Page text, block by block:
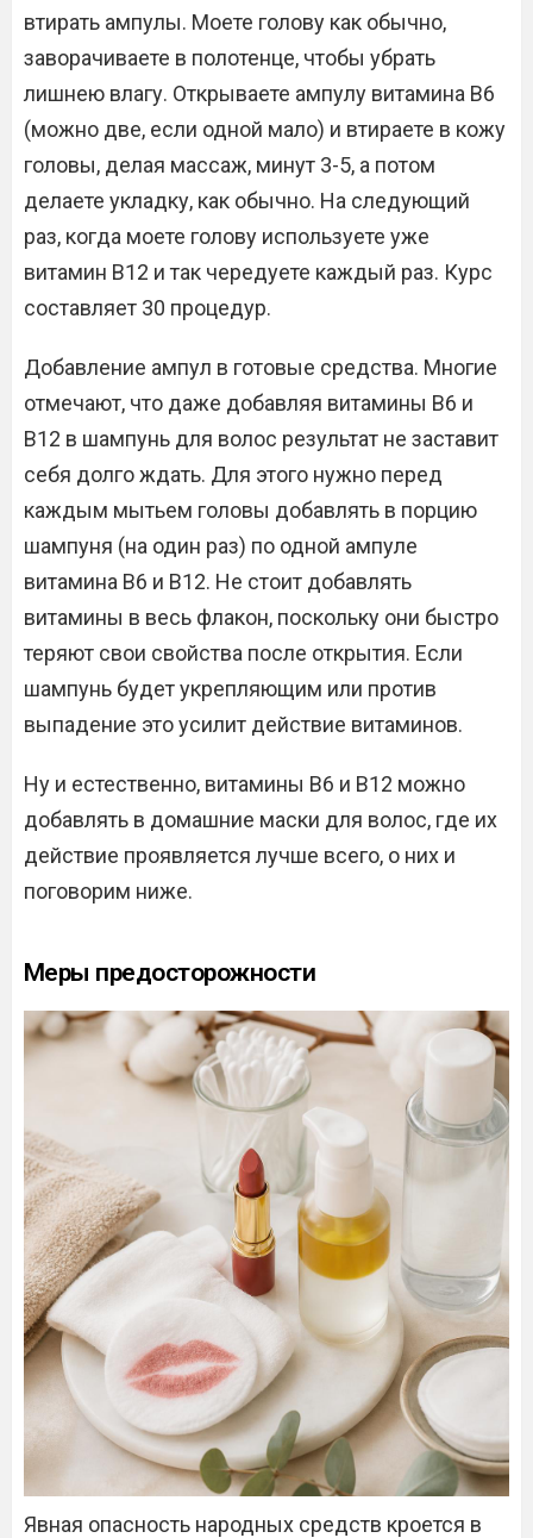
втирать ампулы. Моете голову как обычно,
заворачиваете в полотенце, чтобы убрать
лишнею влагу. Открываете ампулу витамина В6
(можно две, если одной мало) и втираете в кожу
головы, делая массаж, минут 3-5, а потом
делаете укладку, как обычно. На следующий
раз, когда моете голову используете уже
витамин В12 и так чередуете каждый раз. Курс
составляет 30 процедур.
Добавление ампул в готовые средства. Многие
отмечают, что даже добавляя витамины В6 и
В12 в шампунь для волос результат не заставит
себя долго ждать. Для этого нужно перед
каждым мытьем головы добавлять в порцию
шампуня (на один раз) по одной ампуле
витамина В6 и В12. Не стоит добавлять
витамины в весь флакон, поскольку они быстро
теряют свои свойства после открытия. Если
шампунь будет укрепляющим или против
выпадение это усилит действие витаминов.
Ну и естественно, витамины В6 и В12 можно
добавлять в домашние маски для волос, где их
действие проявляется лучше всего, о них и
поговорим ниже.
Меры предосторожности
Явная опасность народных средств кроется в